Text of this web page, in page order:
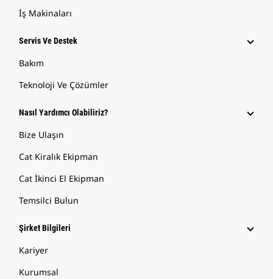
İş Makinaları
Servis Ve Destek
Bakım
Teknoloji Ve Çözümler
Nasıl Yardımcı Olabiliriz?
Bize Ulaşın
Cat Kiralık Ekipman
Cat İkinci El Ekipman
Temsilci Bulun
Şirket Bilgileri
Kariyer
Kurumsal